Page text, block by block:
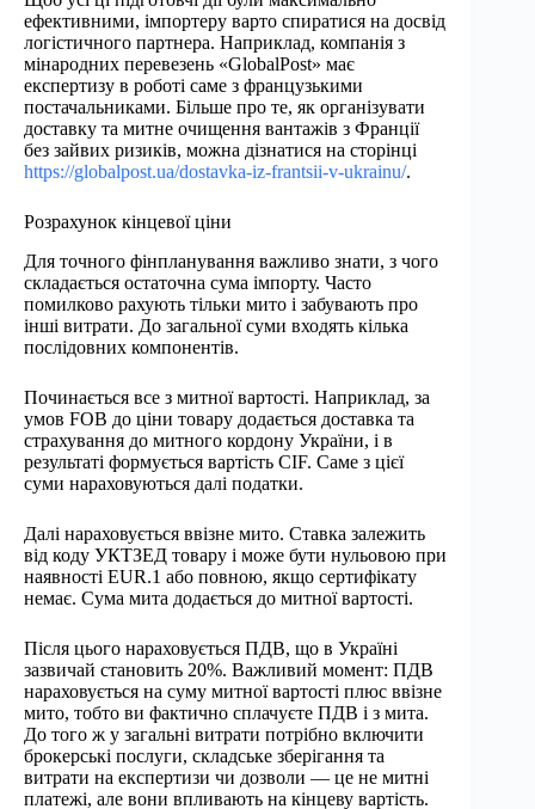
ефективними, імпортеру варто спиратися на досвід
логістичного партнера. Наприклад, компанія з
мінародних перевезень «GlobalPost» має
експертизу в роботі саме з французькими
постачальниками. Більше про те, як організувати
доставку та митне очищення вантажів з Франції
без зайвих ризиків, можна дізнатися на сторінці
https://globalpost.ua/dostavka-iz-frantsii-v-ukrainu/.
Розрахунок кінцевої ціни
Для точного фінпланування важливо знати, з чого
складається остаточна сума імпорту. Часто
помилково рахують тільки мито і забувають про
інші витрати. До загальної суми входять кілька
послідовних компонентів.
Починається все з митної вартості. Наприклад, за
умов FOB до ціни товару додається доставка та
страхування до митного кордону України, і в
результаті формується вартість CIF. Саме з цієї
суми нараховуються далі податки.
Далі нараховується ввізне мито. Ставка залежить
від коду УКТЗЕД товару і може бути нульовою при
наявності EUR.1 або повною, якщо сертифікату
немає. Сума мита додається до митної вартості.
Після цього нараховується ПДВ, що в Україні
зазвичай становить 20%. Важливий момент: ПДВ
нараховується на суму митної вартості плюс ввізне
мито, тобто ви фактично сплачуєте ПДВ і з мита.
До того ж у загальні витрати потрібно включити
брокерські послуги, складське зберігання та
витрати на експертизи чи дозволи — це не митні
платежі, але вони впливають на кінцеву вартість.